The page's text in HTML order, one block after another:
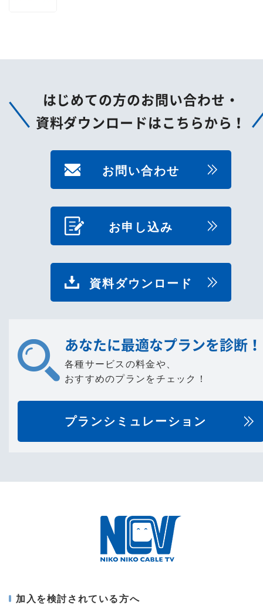
はじめての方のお問い合わせ・
資料ダウンロードはこちらから！
お問い合わせ
お申し込み
資料ダウンロード
あなたに最適なプランを診断！
各種サービスの料金や、
おすすめのプランをチェック！
プランシミュレーション
加入を検討されている方へ